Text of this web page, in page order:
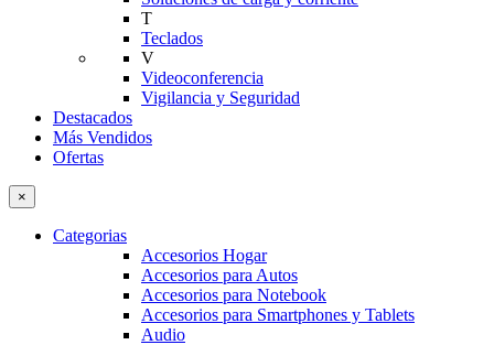
T
Teclados
V
Videoconferencia
Vigilancia y Seguridad
Destacados
Más Vendidos
Ofertas
×
Categorias
Accesorios Hogar
Accesorios para Autos
Accesorios para Notebook
Accesorios para Smartphones y Tablets
Audio